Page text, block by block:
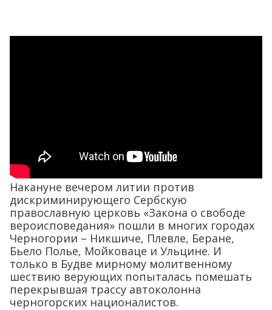
Накануне вечером литии против
дискриминирующего Сербскую
православную церковь «Закона о свободе
вероисповедания» пошли в многих городах
Черногории – Никшиче, Плевле, Беране,
Бьело Полье, Мойковаце и Ульцине. И
только в Будве мирному молитвенному
шествию верующих попыталась помешать
перекрывшая трассу автоколонна
черногорских националистов.